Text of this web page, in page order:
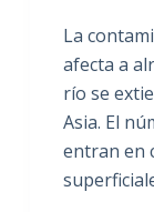
La
afecta a
río se
Asia. El
entran en